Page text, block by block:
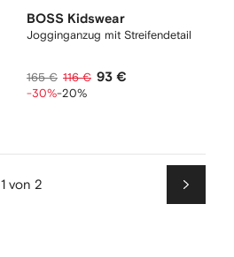
BOSS Kidswear
Jogginganzug mit Streifendetail
165 € 116 € 93 €
-30%-20%
1 von 2
Weiter